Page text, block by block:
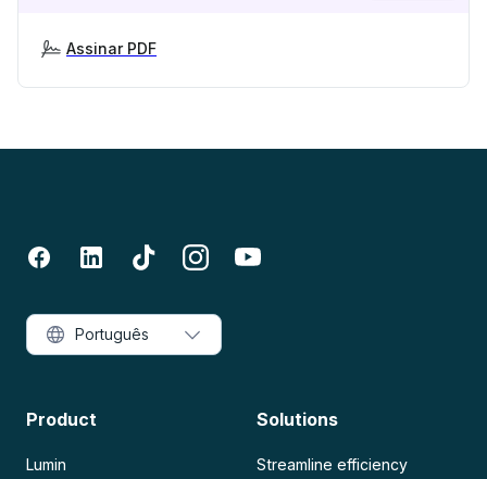
Assinar PDF
Product
Lumin
Solutions
Streamline efficiency
Português